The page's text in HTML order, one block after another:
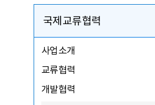
국제교류협력
사업소개
교류협력
개발협력